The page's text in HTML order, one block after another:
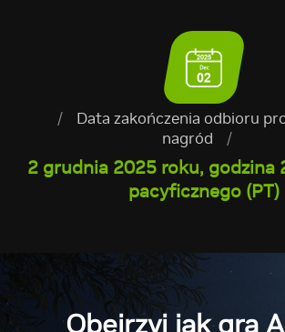
/
Data zakończenia odbioru
nagród
/
2 grudnia 2025 roku, godzina
pacyficznego (PT)
Obejrzyj jak gra